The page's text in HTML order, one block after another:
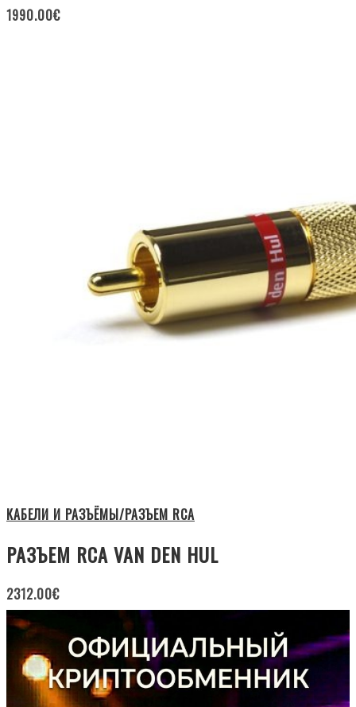
1990.00€
КАБЕЛИ И РАЗЪЁМЫ/РАЗЪЕМ RCA
РАЗЪЕМ RCA VAN DEN HUL
2312.00€